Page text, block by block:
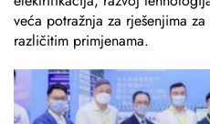
veća potražnja za rješenjima
različitim primjenama.